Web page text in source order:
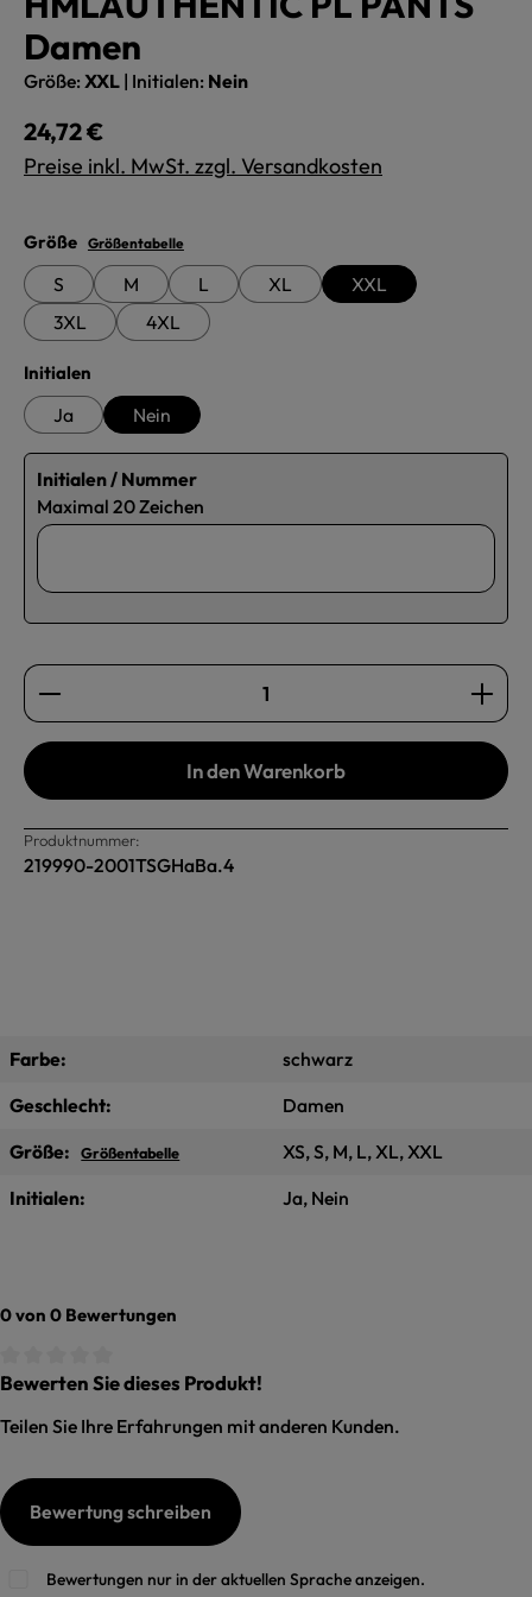
Damen
Größe: XXL | Initialen: Nein
Regulärer Preis:
24,72 €
Preise inkl. MwSt. zzgl. Versandkosten
Größeauswählen
Größentabelle
S M L XL
XXL
3XL
4XL
Initialen
Ja Nein
Initialen / Nummer
Maximal 20 Zeichen
Produkt Anzahl: Gib den gewünschten Wert ein
In den Warenkorb
Produktnummer:
219990-2001TSGHaBa.4
Farbe:
schwarz
Geschlecht:
Damen
Größe:
Größentabelle
XS, S, M, L, XL, XXL
Initialen:
Ja, Nein
0 von 0 Bewertungen
Durchschnittliche Bewertung von 0 von 5 Sternen
Bewerten Sie dieses Produkt!
Teilen Sie Ihre Erfahrungen mit anderen Kunden.
Bewertung schreiben
Bewertungen nur in der aktuellen Sprache anzeigen.